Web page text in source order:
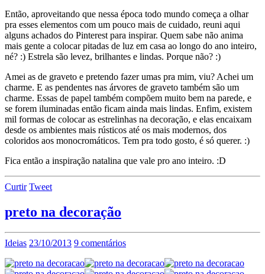
Então, aproveitando que nessa época todo mundo começa a olhar
pra esses elementos com um pouco mais de cuidado, reuni aqui
alguns achados do Pinterest para inspirar. Quem sabe não anima
mais gente a colocar pitadas de luz em casa ao longo do ano inteiro,
né? :) Estrela são levez, brilhantes e lindas. Porque não? :)
Amei as de graveto e pretendo fazer umas pra mim, viu? Achei um
charme. E as pendentes nas árvores de graveto também são um
charme. Essas de papel também compõem muito bem na parede, e
se forem iluminadas então ficam ainda mais lindas. Enfim, existem
mil formas de colocar as estrelinhas na decoração, e elas encaixam
desde os ambientes mais rústicos até os mais modernos, dos
coloridos aos monocromáticos. Tem pra todo gosto, é só querer. :)
Fica então a inspiração natalina que vale pro ano inteiro. :D
Curtir Tweet
preto na decoração
Ideias 23/10/2013 9 comentários